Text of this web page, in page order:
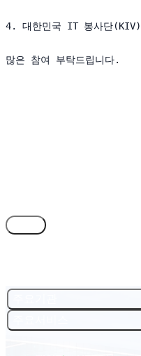
4. 대한민국 IT 봉사단
많은 참여 부탁드립니다.